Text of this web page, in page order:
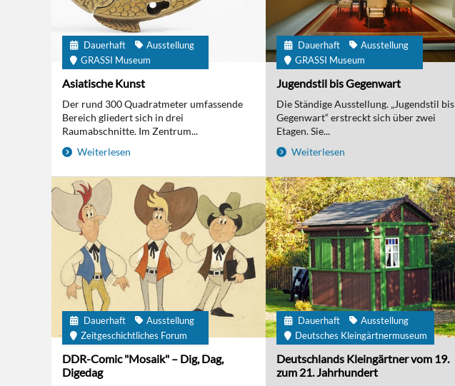
Dauerhaft
Ausstellung
GRASSI Museum
Asiatische Kunst
Der rund 300 Quadratmeter umfassende
Bereich gliedert sich in drei
Raumabschnitte. Im Zentrum...
Weiterlesen
Dauerhaft
Ausstellung
GRASSI Museum
Jugendstil bis Gegenwart
Die Ständige Ausstellung. „Jugendstil bis
Gegenwart“ erstreckt sich über zwei
Etagen. Sie...
Weiterlesen
Dauerhaft
Ausstellung
Zeitgeschichtliches Forum
DDR-Comic "Mosaik" – Dig, Dag,
Digedag
Dauerhaft
Ausstellung
Deutsches Kleingärtnermuseum
Deutschlands Kleingärtner vom 19.
zum 21. Jahrhundert